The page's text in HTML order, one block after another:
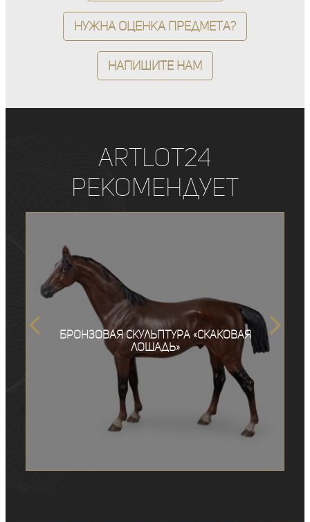
Нужна оценка предмета?
Напишите нам
ArtLot24
рекомендует
Бронзовая скульптура «Скаковая
лошадь»